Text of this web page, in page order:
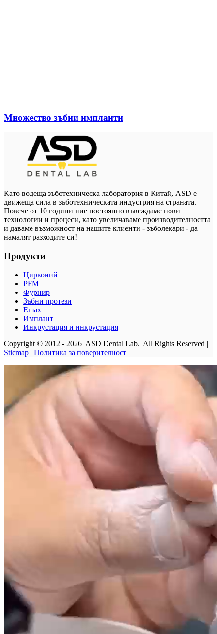
Множество зъбни импланти
Като водеща зъботехническа лаборатория в Китай, ASD е
движеща сила в зъботехническата индустрия на страната.
Повече от 10 години ние постоянно въвеждаме нови
технологии и процеси, като увеличаваме производителността
и даваме възможност на нашите клиенти - зъболекари - да
намалят разходите си!
Продукти
Цирконий
PFM
Фурнир
Зъбни протези
Emax
Имплант
Инкрустация и инкрустация
Copyright © 2012 - 2026 ASD Dental Lab. All Rights Reserved |
Stiemap | Политика за поверителност